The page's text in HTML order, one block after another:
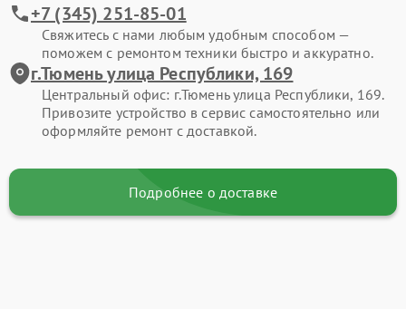
+7 (345) 251-85-01
Свяжитесь с нами любым удобным способом —
поможем с ремонтом техники быстро и аккуратно.
г.Тюмень улица Республики, 169
Центральный офис: г.Тюмень улица Республики, 169.
Привозите устройство в сервис самостоятельно или
оформляйте ремонт с доставкой.
Подробнее о доставке